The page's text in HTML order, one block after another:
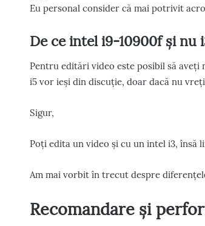
Eu personal consider că mai potrivit
De ce intel i9-10900f și nu
Pentru editări video este posibil să
i5 vor ieși din discuție, doar dacă nu
Sigur,
Poți edita un video și cu un intel i3, însă
Am mai vorbit în trecut despre
Recomandare și